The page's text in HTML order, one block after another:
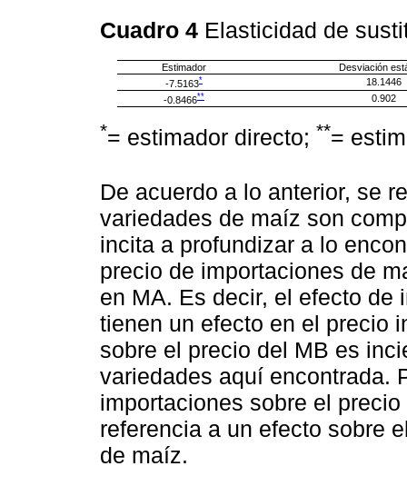
Cuadro 4 Elasticidad de
Estimador
Desviación
-7.5163*
18.1446
-0.8466** 0.902
*= estimador directo; **=
De acuerdo a lo anterior, se
variedades de maíz son
incita a profundizar a lo
precio de importaciones de
en MA. Es decir, el efecto de
tienen un efecto en el precio
sobre el precio del MB es
variedades aquí encontrada.
importaciones sobre el
referencia a un efecto sobre
de maíz.